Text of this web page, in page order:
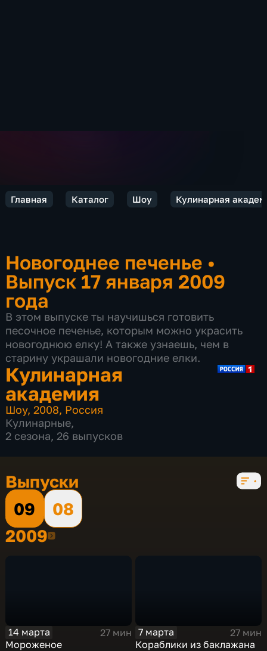
Главная Каталог Шоу Кулинарная
Новогоднее печенье •
Выпуск 17 января 2009
года
В этом выпуске ты научишься готовить
песочное печенье, которым можно украсить
новогоднюю елку! А также узнаешь, чем в
старину украшали новогодние елки.
Кулинарная
академия
Шоу,2008, Россия
Кулинарные,
2 сезона, 26 выпусков
Выпуски
09
08
20092009
14 марта
27 мин
Мороженое
7 марта
27 мин
Кораблики из баклажана